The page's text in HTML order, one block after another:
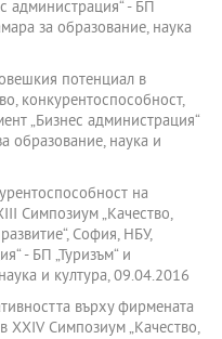
администрация“ - БП
за образование, наука
потенциал в
конкурентоспособност,
„Бизнес администрация“
образование, наука и
на
Симпозиум „Качество,
София, НБУ,
- БП „Туризъм“ и
и култура, 09.04.2016
върху фирмената
XХIV Симпозиум „Качество,